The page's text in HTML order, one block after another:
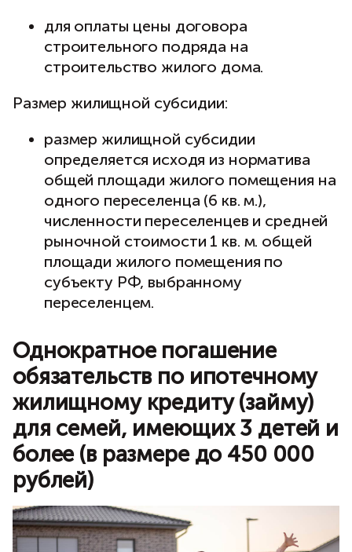
для оплаты цены договора
строительного подряда на
строительство жилого дома.
Размер жилищной субсидии:
размер жилищной субсидии
определяется исходя из норматива
общей площади жилого помещения на
одного переселенца (6 кв. м.),
численности переселенцев и средней
рыночной стоимости 1 кв. м. общей
площади жилого помещения по
субъекту РФ, выбранному
переселенцем.
Однократное погашение
обязательств по ипотечному
жилищному кредиту (займу)
для семей, имеющих 3 детей и
более (в размере до 450 000
рублей)